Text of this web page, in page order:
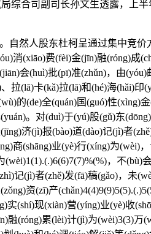
综合司副司长孙文生透露，上
然人股东杜柯呈通过集中竞价
(xiāo)费(fèi)金(jīn)融(róng)成
会(huì)批(pī)准(zhǔn)，由
拉(lā)卡(kǎ)拉(lā)和(hé)海(hǎi)
的(de)全(quán)国(guó)性(xìng)
。对(duì)于(yú)股(gǔ)东
济(jì)报(bào)道(dào)记(jì)者
商(shāng)业(yè)行(xíng)为(wèi)
，不(bù)
记(jì)者(zhě)发(fā)稿(gǎo)，未
资(zī)产
(shí)现(xiàn)营(yíng)业(yè)收
(róng)累(lèi)计(jì)为(wèi)3(3)万